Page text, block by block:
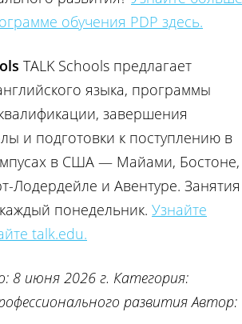
обучения PDP здесь.
TALK Schools предлагает
языка, программы
завершения
и подготовки к поступлению в
в США — Майами, Бостоне,
Лодердейле и Авентуре. Занятия
понедельник. Узнайте
talk.edu.
8 июня 2026 г. Категория:
развития Автор: